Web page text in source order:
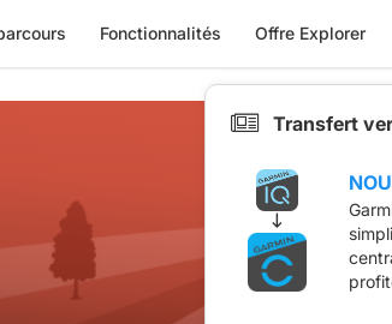
Fonctionnalités Offre Explorer
Transfert